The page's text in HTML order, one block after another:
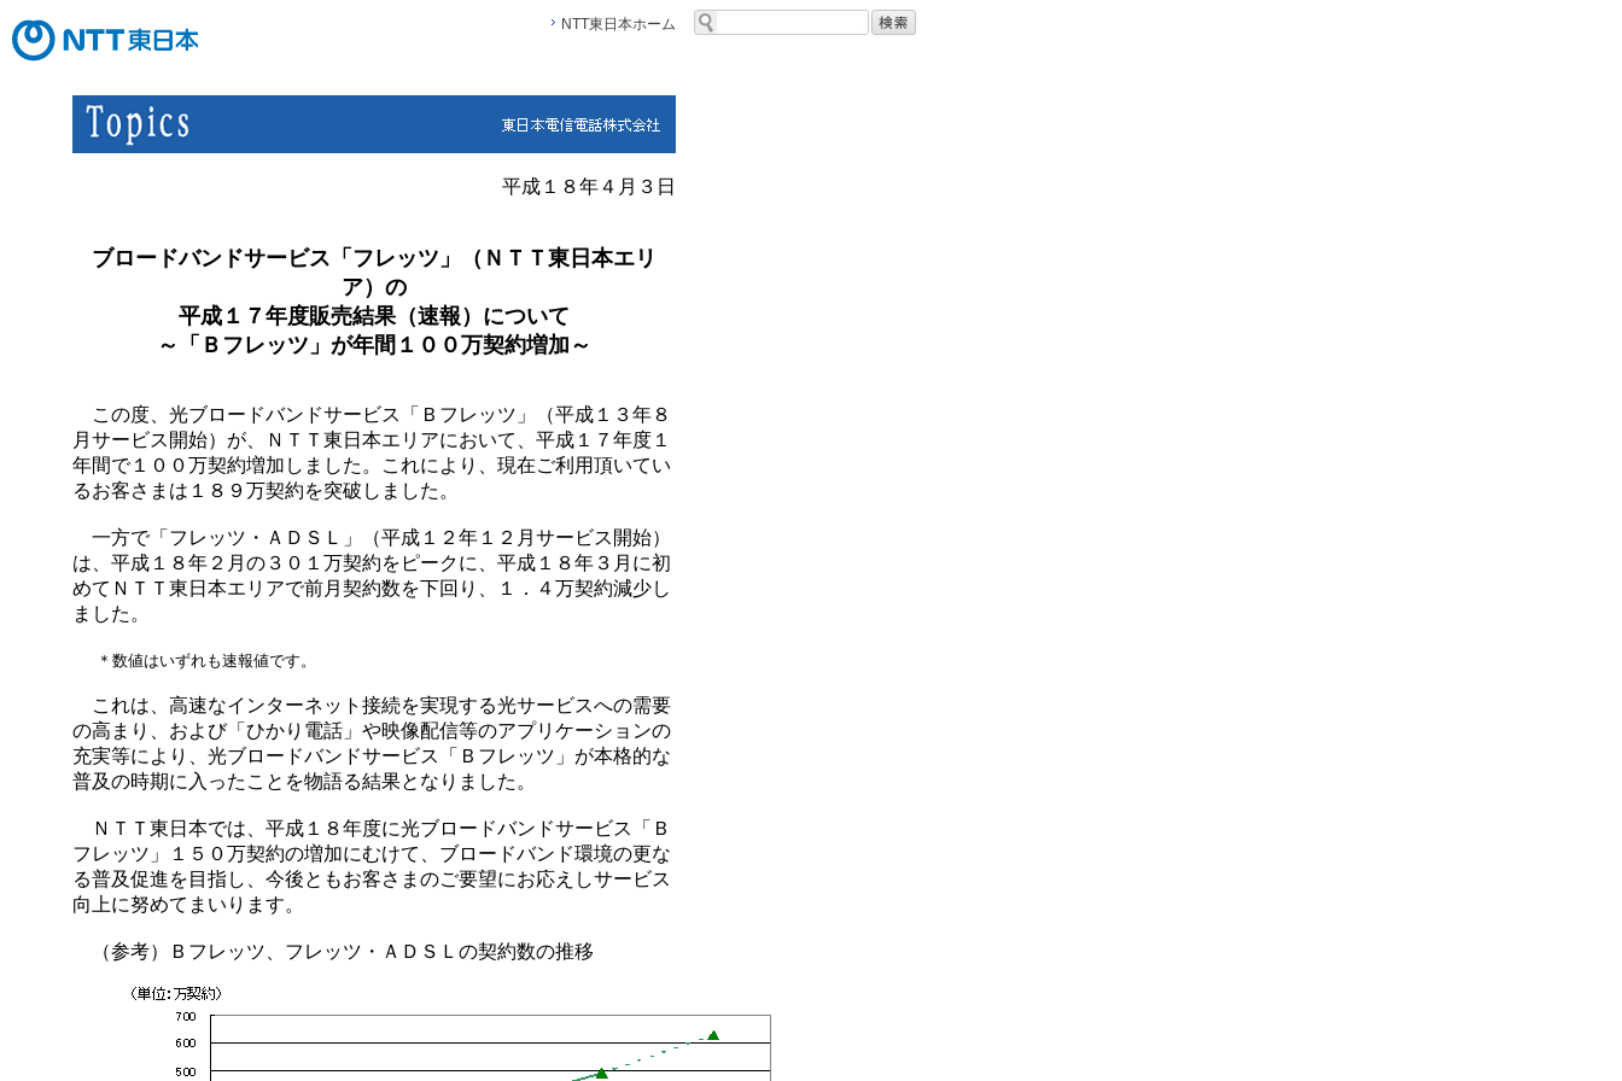
NTT東日本ホーム
平成１８年４月３日
ブロードバンドサービス「フレッツ」（ＮＴＴ東日本エリ
ア）の
平成１７年度販売結果（速報）について
～「Ｂフレッツ」が年間１００万契約増加～
この度、光ブロードバンドサービス「Ｂフレッツ」（平成１３年８
月サービス開始）が、ＮＴＴ東日本エリアにおいて、平成１７年度１
年間で１００万契約増加しました。これにより、現在ご利用頂いてい
るお客さまは１８９万契約を突破しました。
一方で「フレッツ・ＡＤＳＬ」（平成１２年１２月サービス開始）
は、平成１８年２月の３０１万契約をピークに、平成１８年３月に初
めてＮＴＴ東日本エリアで前月契約数を下回り、１．４万契約減少し
ました。
＊数値はいずれも速報値です。
これは、高速なインターネット接続を実現する光サービスへの需要
の高まり、および「ひかり電話」や映像配信等のアプリケーションの
充実等により、光ブロードバンドサービス「Ｂフレッツ」が本格的な
普及の時期に入ったことを物語る結果となりました。
ＮＴＴ東日本では、平成１８年度に光ブロードバンドサービス「Ｂ
フレッツ」１５０万契約の増加にむけて、ブロードバンド環境の更な
る普及促進を目指し、今後ともお客さまのご要望にお応えしサービス
向上に努めてまいります。
（参考）Ｂフレッツ、フレッツ・ＡＤＳＬの契約数の推移